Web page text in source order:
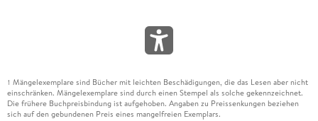
1 Mängelexemplare sind Bücher mit leichten Beschädigungen, die das Lesen aber nicht
einschränken. Mängelexemplare sind durch einen Stempel als solche gekennzeichnet.
Die frühere Buchpreisbindung ist aufgehoben. Angaben zu Preissenkungen beziehen
sich auf den gebundenen Preis eines mangelfreien Exemplars.